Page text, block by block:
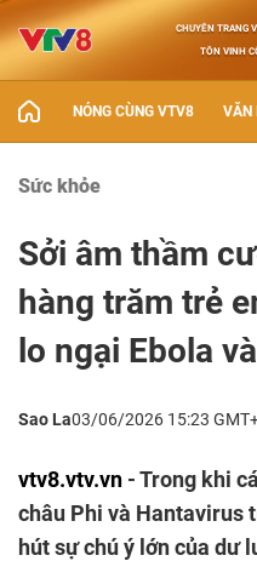
CHUYÊN TRANG
TÔN VINH
NÓNG CÙNG VTV8 VĂN
Sức khỏe
Sởi âm thầm
hàng trăm trẻ
lo ngại Ebola
Sao La03/06/2026 15:23
vtv8.vtv.vn - Trong khi
châu Phi và Hantavirus
hút sự chú ý lớn của dư